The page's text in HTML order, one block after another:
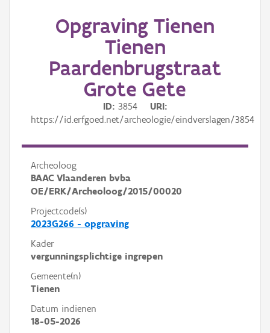
Opgraving Tienen
Tienen
Paardenbrugstraat
Grote Gete
ID 3854
URI
https://id.erfgoed.net/archeologie/eindverslagen/3854
Archeoloog
BAAC Vlaanderen bvba
OE/ERK/Archeoloog/2015/00020
Projectcode(s)
2023G266 - opgraving
Kader
vergunningsplichtige ingrepen
Gemeente(n)
Tienen
Datum indienen
18-05-2026